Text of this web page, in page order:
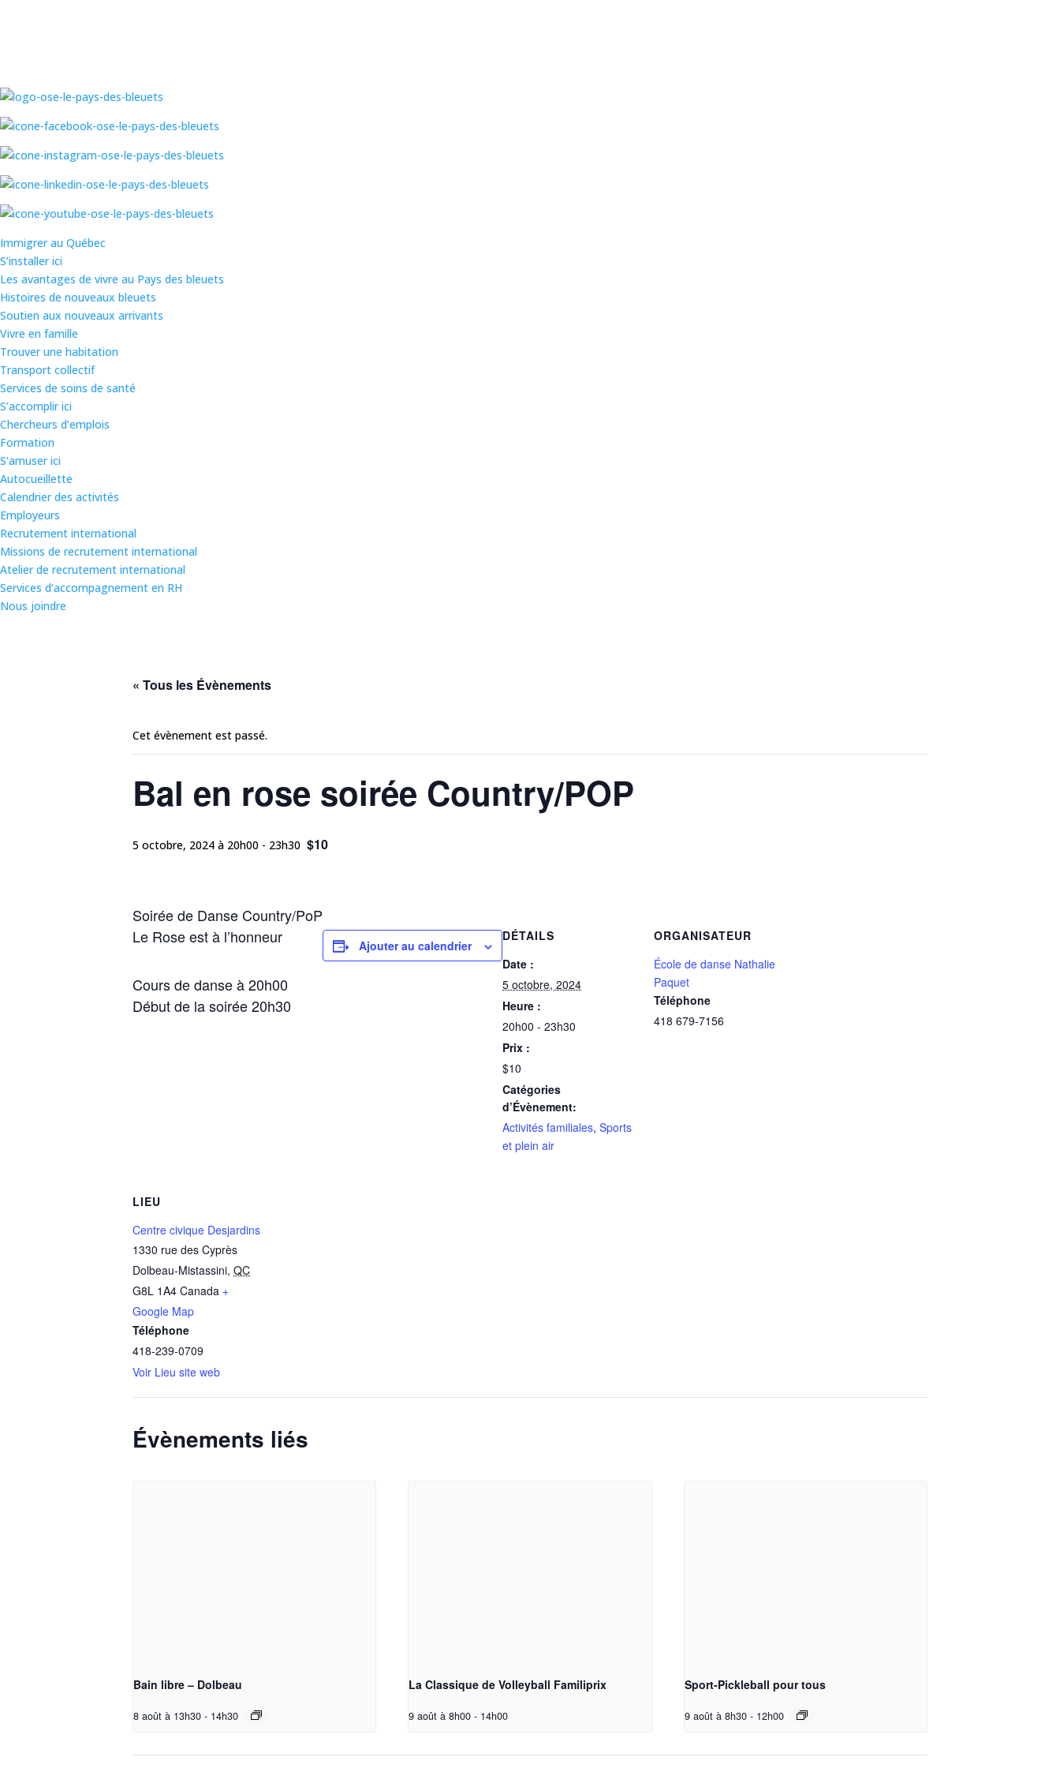
Immigrer au Québec
S’installer ici
Les avantages de vivre au Pays des bleuets
Histoires de nouveaux bleuets
Soutien aux nouveaux arrivants
Vivre en famille
Trouver une habitation
Transport collectif
Services de soins de santé
S’accomplir ici
Chercheurs d’emplois
Formation
S’amuser ici
Autocueillette
Calendrier des activités
Employeurs
Recrutement international
Missions de recrutement international
Atelier de recrutement international
Services d’accompagnement en RH
Nous joindre
« Tous les Évènements
Cet évènement est passé.
Bal en rose soirée Country/POP
5 octobre, 2024 à 20h00 - 23h30 $10
Soirée de Danse Country/PoP
Le Rose est à l’honneur
Cours de danse à 20h00
Début de la soirée 20h30
Ajouter au calendrier
DÉTAILS
Date :
5 octobre, 2024
Heure :
20h00 - 23h30
Prix :
$10
Catégories
d’Évènement:
Activités familiales, Sports
et plein air
ORGANISATEUR
École de danse Nathalie
Paquet
Téléphone
418 679-7156
LIEU
Centre civique Desjardins
1330 rue des Cyprès
Dolbeau-Mistassini, QC
G8L 1A4 Canada +
Google Map
Téléphone
418-239-0709
Voir Lieu site web
Évènements liés
Bain libre – Dolbeau
8 août à 13h30 - 14h30
La Classique de Volleyball Familiprix
9 août à 8h00 - 14h00
Sport-Pickleball pour tous
9 août à 8h30 - 12h00